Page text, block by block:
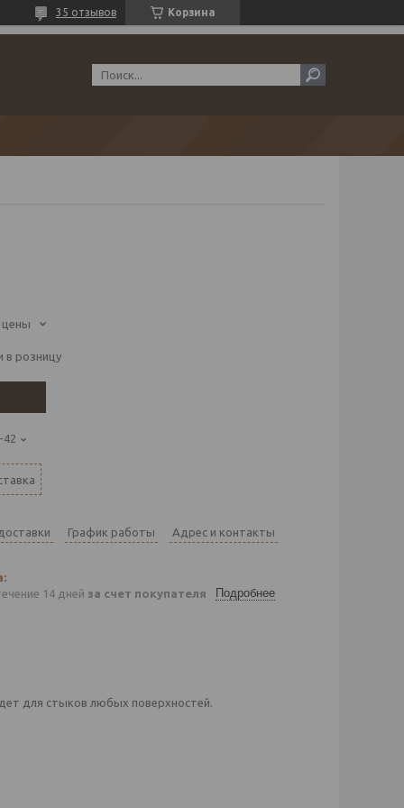
Корзина
35 отзывов
цены
в розницу
42
График работы Адрес и контакты
14 дней за счет покупателя Подробнее
для стыков любых поверхностей.